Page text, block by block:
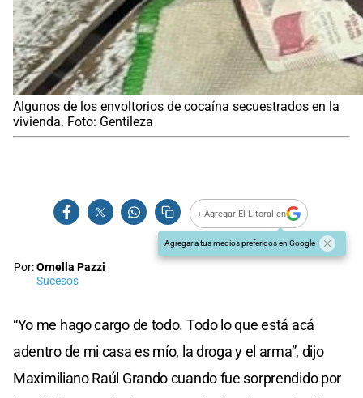
Algunos de los envoltorios de cocaína secuestrados en la
vivienda. Foto: Gentileza
+ Agregar El Litoral en
Agregar a tus medios preferidos en Google
Por:Ornella Pazzi
Sucesos
“Yo me hago cargo de todo. Todo lo que está acá
adentro de mi casa es mío, la droga y el arma”, dijo
Maximiliano Raúl Grando cuando fue sorprendido por